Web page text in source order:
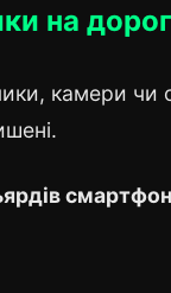
на
камери